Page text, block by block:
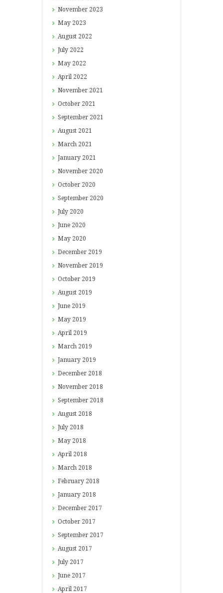
November 2023
May 2023
August 2022
July 2022
May 2022
April 2022
November 2021
October 2021
September 2021
August 2021
March 2021
January 2021
November 2020
October 2020
September 2020
July 2020
June 2020
May 2020
December 2019
November 2019
October 2019
August 2019
June 2019
May 2019
April 2019
March 2019
January 2019
December 2018
November 2018
September 2018
August 2018
July 2018
May 2018
April 2018
March 2018
February 2018
January 2018
December 2017
October 2017
September 2017
August 2017
July 2017
June 2017
April 2017